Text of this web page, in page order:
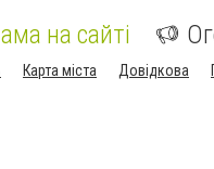
на сайті
Карта міста Довідкова